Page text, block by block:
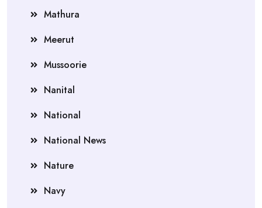
Mathura
Meerut
Mussoorie
Nanital
National
National News
Nature
Navy